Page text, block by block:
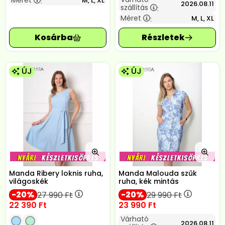
szállítás
: 2026.08.11
Méret : M, L, XL
ÚJ
Manda Ribery loknis ruha,
világoskék
20 27 990Ft
22 390 Ft
ÚJ
Manda Malouda szűk
ruha, kék mintás
20 29 990Ft
23 990 Ft
Várható